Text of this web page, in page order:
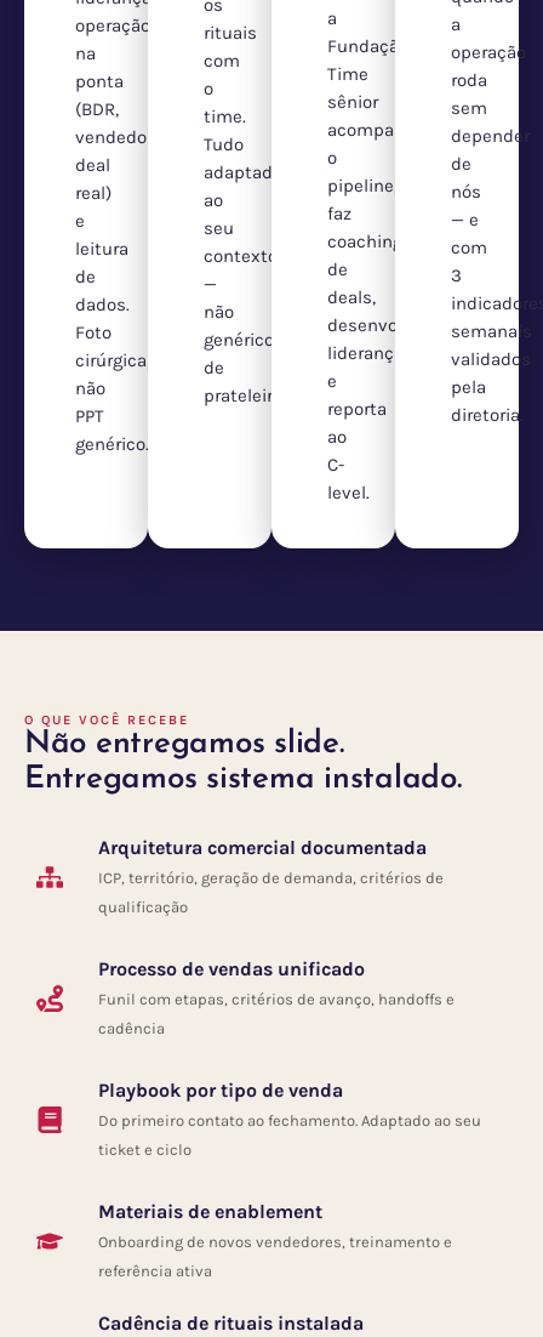
operação
na
ponta
(BDR,
vendedor,
deal
real)
e
leitura
de
dados.
Foto
cirúrgica,
não
PPT
genérico.
os
rituais
com
o
time.
Tudo
adaptado
ao
seu
contexto
—
não
genérico
de
prateleira.
a
Fundação.
Time
sênior
acompanha
o
pipeline,
faz
coaching
de
deals,
desenvolve
liderança
e
reporta
ao
C-
level.
a
operação
roda
sem
depender
de
nós
— e
com
3
semanais
validados
pela
diretoria.
O QUE VOCÊ RECEBE
Não entregamos slide.
Entregamos sistema instalado.
Arquitetura comercial documentada
ICP, território, geração de demanda, critérios de
qualificação
Processo de vendas unificado
Funil com etapas, critérios de avanço, handoffs e
cadência
Playbook por tipo de venda
Do primeiro contato ao fechamento. Adaptado ao seu
ticket e ciclo
Materiais de enablement
Onboarding de novos vendedores, treinamento e
referência ativa
Cadência de rituais instalada